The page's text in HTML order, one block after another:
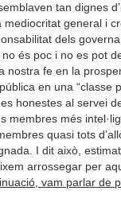
tan dignes
general i
dels
és poc i no es pot
nostra fe en la
en una “classe
honestes al servei
membres més
quasi tots
I dit això,
arrossegar per
vam parlar de